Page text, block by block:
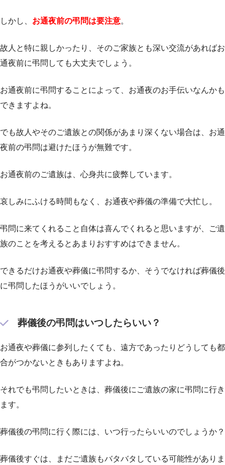
しかし、 お通夜前の弔問は要注意。
故人と特に親しかったり、そのご家族とも深い交流があればお
通夜前に弔問しても大丈夫でしょう。
お通夜前に弔問することによって、お通夜のお手伝いなんかも
できますよね。
でも故人やそのご遺族との関係があまり深くない場合は、お通
夜前の弔問は避けたほうが無難です。
お通夜前のご遺族は、心身共に疲弊しています。
哀しみにふける時間もなく、お通夜や葬儀の準備で大忙し。
弔問に来てくれること自体は喜んでくれると思いますが、ご遺
族のことを考えるとあまりおすすめはできません。
できるだけお通夜や葬儀に弔問するか、そうでなければ葬儀後
に弔問したほうがいいでしょう。
葬儀後の弔問はいつしたらいい？
お通夜や葬儀に参列したくても、遠方であったりどうしても都
合がつかないときもありますよね。
それでも弔問したいときは、葬儀後にご遺族の家に弔問に行き
ます。
葬儀後の弔問に行く際には、いつ行ったらいいのでしょうか？
葬儀後すぐは、まだご遺族もバタバタしている可能性がありま